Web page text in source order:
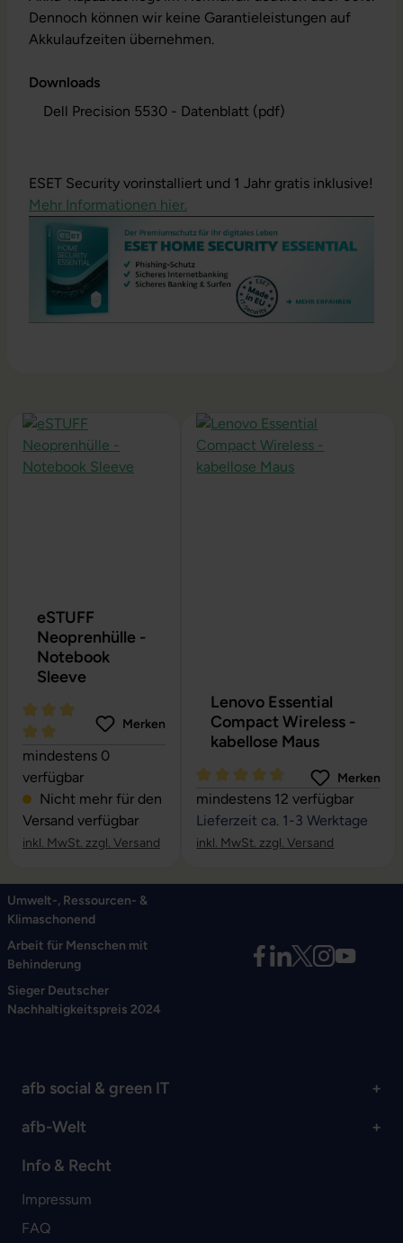
Dennoch können wir keine Garantieleistungen auf
Akkulaufzeiten übernehmen.
Downloads
Dell Precision 5530 - Datenblatt (pdf)
ESET Security vorinstalliert und 1 Jahr gratis inklusive!
Mehr Informationen hier.
Produktgalerie überspringen
eSTUFF
Neoprenhülle -
Notebook
Sleeve
Durchschnittliche Bewertung von 5 von 5 Sternen
Merken
mindestens 0
verfügbar
Nicht mehr für den
Versand verfügbar
inkl. MwSt. zzgl. Versand
Lenovo Essential
Compact Wireless -
kabellose Maus
Durchschnittliche Bewertung
Merken
mindestens 12 verfügbar
Lieferzeit ca. 1-3 Werktage
inkl. MwSt. zzgl. Versand
Umwelt-, Ressourcen- &
Klimaschonend
Arbeit für Menschen mit
Behinderung
Sieger Deutscher
Nachhaltigkeitspreis 2024
afb social & green IT
afb-Welt
Info & Recht
Impressum
FAQ